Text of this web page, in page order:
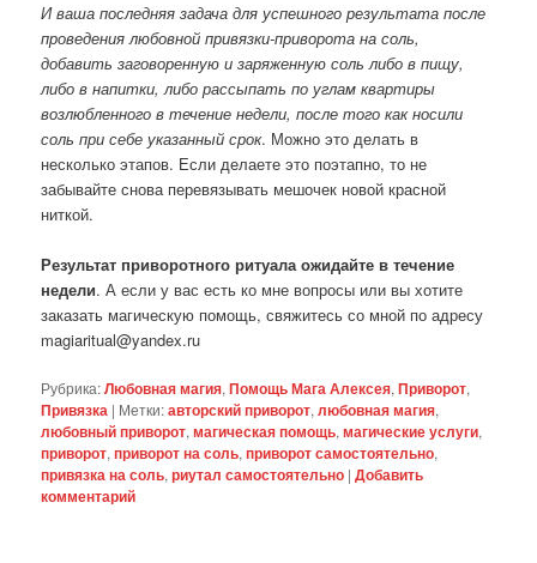
И ваша последняя задача для успешного результата после
проведения любовной привязки-приворота на соль,
добавить заговоренную и заряженную соль либо в пищу,
либо в напитки, либо рассыпать по углам квартиры
возлюбленного в течение недели, после того как носили
соль при себе указанный срок. Можно это делать в
несколько этапов. Если делаете это поэтапно, то не
забывайте снова перевязывать мешочек новой красной
ниткой.
Результат приворотного ритуала ожидайте в течение
недели. А если у вас есть ко мне вопросы или вы хотите
заказать магическую помощь, свяжитесь со мной по адресу
magiaritual@yandex.ru
Рубрика:Любовная магия,Помощь Мага Алексея,Приворот,
Привязка | Метки:авторский приворот,любовная магия,
любовный приворот,магическая помощь,магические услуги,
приворот,приворот на соль,приворот самостоятельно,
привязка на соль,риутал самостоятельно |Добавить
комментарий